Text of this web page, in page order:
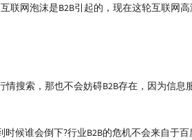
联网泡沫是B2B引起的，现在这轮互联网
搜索，那也不会妨碍B2B存在，因为信息
候谁会倒下?行业B2B的危机不会来自于